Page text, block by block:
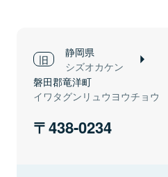
静岡県
シズオカケン
磐田郡竜洋町
イワタグンリュウヨウチョウ
438-0234